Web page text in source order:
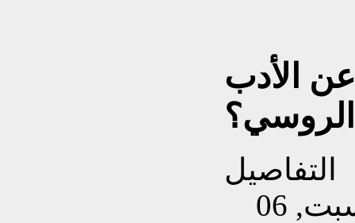
عن الأدب
الروسي؟
التفاصيل
تم إنشاءه بتاريخ السبت, 06